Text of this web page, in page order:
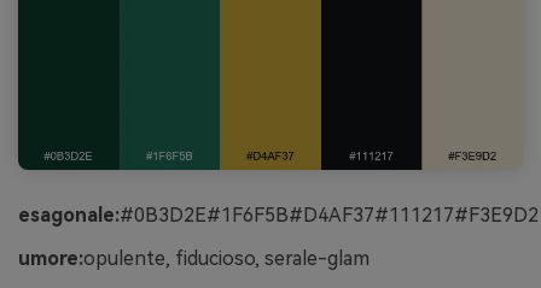
esagonale:#0B3D2E#1F6F5B#D4AF37#111217#F3E9D2
umore:opulente, fiducioso, serale-glam